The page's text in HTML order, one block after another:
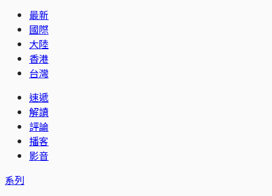
最新
國際
大陸
香港
台灣
速遞
解讀
評論
播客
影音
系列